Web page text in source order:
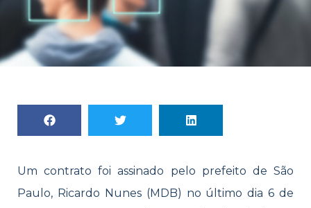
Um contrato foi assinado pelo prefeito de São
Paulo, Ricardo Nunes (MDB) no último dia 6 de